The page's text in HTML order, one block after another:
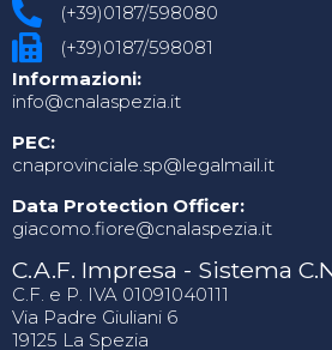
(+39)0187/598080
(+39)0187/598081
Informazioni:
info@cnalaspezia.it
PEC:
cnaprovinciale.sp@legalmail.it
Data Protection Officer:
giacomo.fiore@cnalaspezia.it
C.A.F. Impresa - Sistema
C.F. e P. IVA 01091040111
Via Padre Giuliani 6
19125 La Spezia